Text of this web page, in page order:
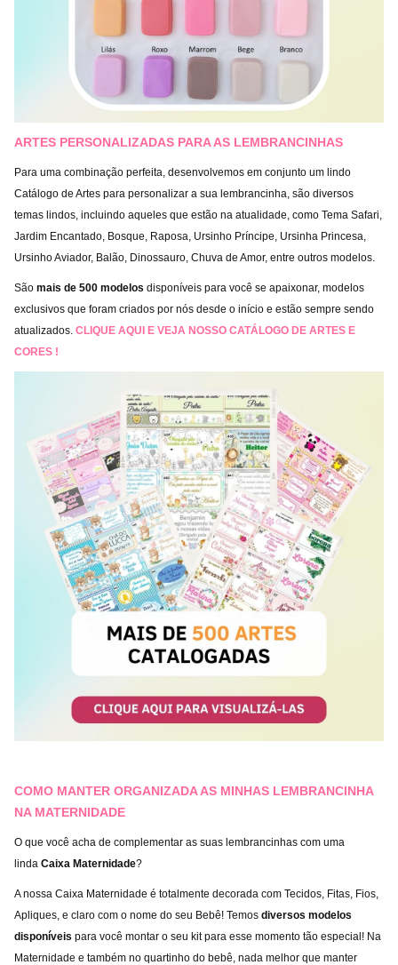
ARTES PERSONALIZADAS PARA AS LEMBRANCINHAS
Para uma combinação perfeita, desenvolvemos em conjunto um lindo
Catálogo de Artes para personalizar a sua lembrancinha, são diversos
temas lindos, incluindo aqueles que estão na atualidade, como Tema Safari,
Jardim Encantado, Bosque, Raposa, Ursinho Príncipe, Ursinha Princesa,
Ursinho Aviador, Balão, Dinossauro, Chuva de Amor, entre outros modelos.
São mais de 500 modelos disponíveis para você se apaixonar, modelos
exclusivos que foram criados por nós desde o início e estão sempre sendo
atualizados. CLIQUE AQUI E VEJA NOSSO CATÁLOGO DE ARTES E
CORES !
COMO MANTER ORGANIZADA AS MINHAS LEMBRANCINHA
NA MATERNIDADE
O que você acha de complementar as suas lembrancinhas com uma
linda Caixa Maternidade?
A nossa Caixa Maternidade é totalmente decorada com Tecidos, Fitas, Fios,
Apliques, e claro com o nome do seu Bebê! Temos diversos modelos
disponíveis para você montar o seu kit para esse momento tão especial! Na
Maternidade e também no quartinho do bebê, nada melhor que manter